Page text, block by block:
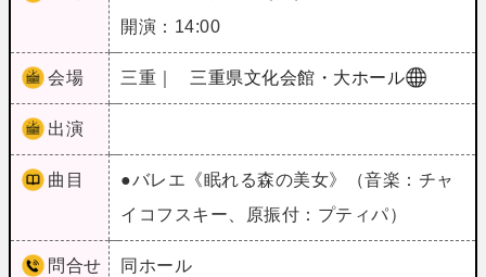
開演：14:00
会場 三重｜ 三重県文化会館・大ホール
出演
曲目
●バレエ《眠れる森の美女》（音楽：チャ
イコフスキー、原振付：プティパ）
問合せ
同ホール